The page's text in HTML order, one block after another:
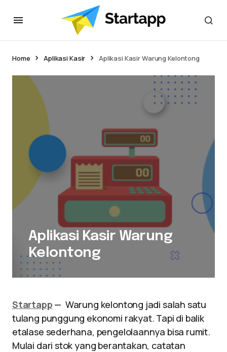
Home Aplikasi Kasir Aplikasi Kasir Warung Kelontong
Aplikasi Kasir Warung
Kelontong
Startapp — Warung kelontong jadi salah satu
tulang punggung ekonomi rakyat. Tapi di balik
etalase sederhana, pengelolaannya bisa rumit.
Mulai dari stok yang berantakan, catatan